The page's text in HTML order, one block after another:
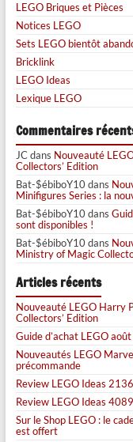
LEGO Briques et Pièces
Notices LEGO
Sets LEGO bientôt
Bricklink
LEGO Ideas
Lexique LEGO
Commentaires
JCdans Nouveauté
Collectors’ Edition
Bat-$ébiboY10dans
Minifigures Series : la
Bat-$ébiboY10dans
sont disponibles !
Bat-$ébiboY10dans
Ministry of Magic
Articles récents
Nouveauté LEGO Harry
Collectors’ Edition
Guide d’achat LEGO
Nouveautés LEGO
précommande
Review LEGO Ideas
Review LEGO Ideas
Sur le Shop LEGO : le
est offert